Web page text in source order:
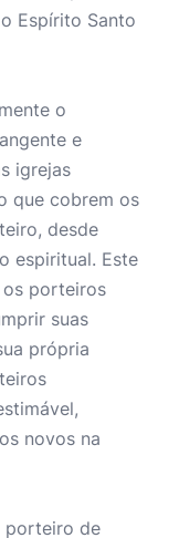
Espírito Santo
o
e
igrejas
que cobrem os
desde
espiritual. Este
os porteiros
suas
própria
novos na
porteiro de